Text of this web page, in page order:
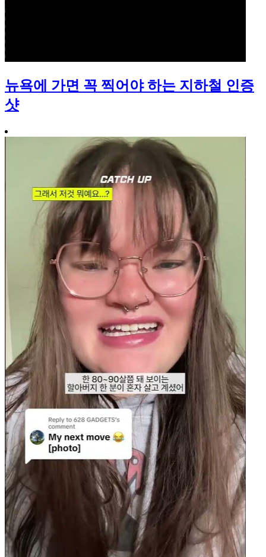
뉴욕에 가면 꼭 찍어야 하는 지하철 인증
샷